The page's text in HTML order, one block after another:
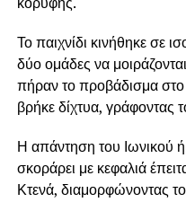
Το παιχνίδι κινήθηκε σε
δύο ομάδες να
πήραν το προβάδισμα
βρήκε δίχτυα, γράφοντας
Η απάντηση του Ιωνικού
σκοράρει με κεφαλιά
Κτενά, διαμορφώνοντας